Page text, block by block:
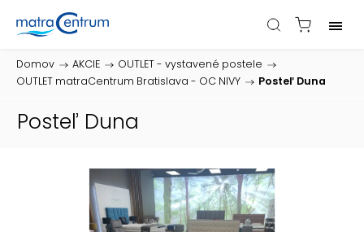
Domov / AKCIE / OUTLET - vystavené postele /
OUTLET matraCentrum Bratislava - OC NIVY / Posteľ Duna
Posteľ Duna